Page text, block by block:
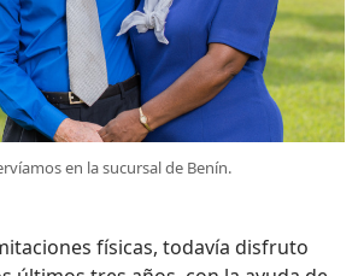
en la sucursal de Benín.
físicas, todavía disfruto